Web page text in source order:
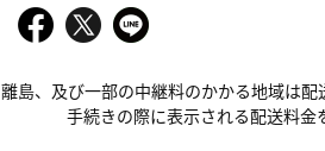
離島、及び一部の中継料のかかる地域は
手続きの際に表示される配送料金